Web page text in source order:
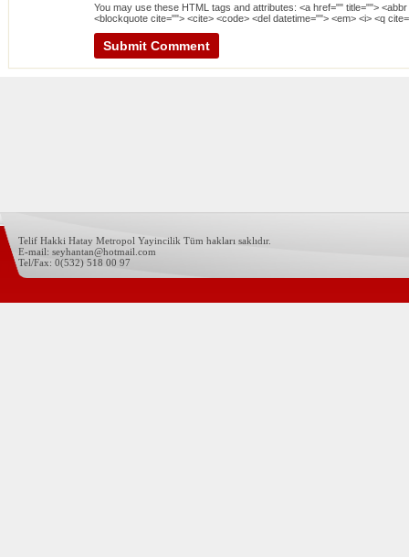
You may use these HTML tags and attributes: <a href="" title="">
<blockquote cite=""> <cite> <code> <del datetime=""> <em> <i> <q
Telif Hakki Hatay Metropol Yayincilik Tüm hakları saklıdır.
E-mail: seyhantan@hotmail.com
Tel/Fax: 0(532) 518 00 97